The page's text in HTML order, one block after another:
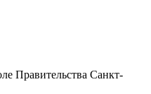
Правительства Санкт-